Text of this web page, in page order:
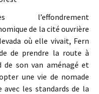
l’effondrement
de la cité ouvrière
où elle vivait, Fern
de prendre la route à
de son van aménagé et
une vie de nomade
les standards de la